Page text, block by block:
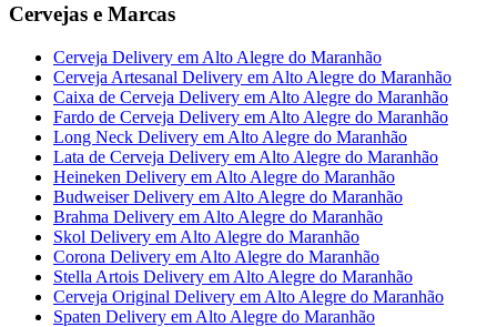
Cervejas e Marcas
Cerveja Delivery em Alto Alegre do Maranhão
Cerveja Artesanal Delivery em Alto Alegre do Maranhão
Caixa de Cerveja Delivery em Alto Alegre do Maranhão
Fardo de Cerveja Delivery em Alto Alegre do Maranhão
Long Neck Delivery em Alto Alegre do Maranhão
Lata de Cerveja Delivery em Alto Alegre do Maranhão
Heineken Delivery em Alto Alegre do Maranhão
Budweiser Delivery em Alto Alegre do Maranhão
Brahma Delivery em Alto Alegre do Maranhão
Skol Delivery em Alto Alegre do Maranhão
Corona Delivery em Alto Alegre do Maranhão
Stella Artois Delivery em Alto Alegre do Maranhão
Cerveja Original Delivery em Alto Alegre do Maranhão
Spaten Delivery em Alto Alegre do Maranhão